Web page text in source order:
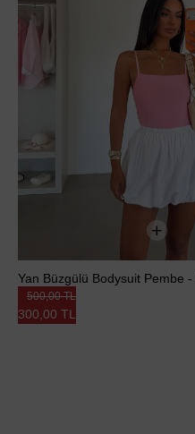
Yan Büzgülü Bodysuit Pembe -
300,00 TL
500,00 TL